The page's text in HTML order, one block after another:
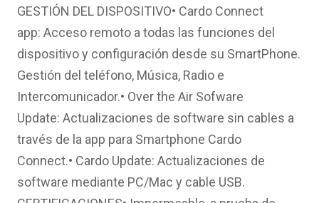
GESTIÓN DEL DISPOSITIVO• Cardo Connect
app: Acceso remoto a todas las funciones del
dispositivo y configuración desde su SmartPhone.
Gestión del teléfono, Música, Radio e
Intercomunicador.• Over the Air Sofware
Update: Actualizaciones de software sin cables a
través de la app para Smartphone Cardo
Connect.• Cardo Update: Actualizaciones de
software mediante PC/Mac y cable USB.